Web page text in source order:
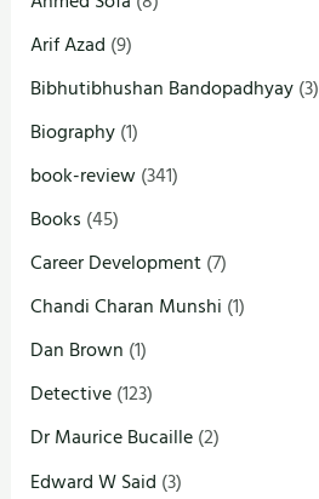
Arif Azad (9)
Bibhutibhushan Bandopadhyay(3)
Biography(1)
book-review(341)
Books (45)
Career Development(7)
Chandi Charan Munshi (1)
Dan Brown (1)
Detective(123)
Dr Maurice Bucaille(2)
Edward W Said (3)